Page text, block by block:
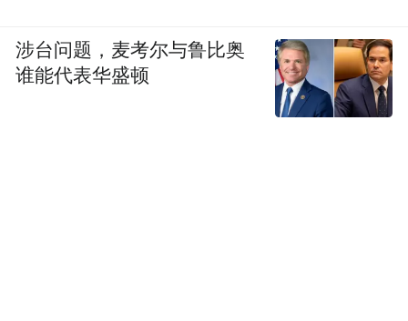
涉台问题，麦考尔与鲁比奥
谁能代表华盛顿